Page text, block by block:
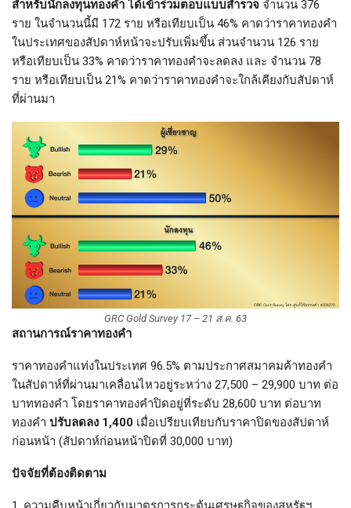
สำหรับนักลงทุนทองคำ ได้เข้าร่วมตอบแบบสำรวจ จำนวน 376
ราย ในจำนวนนี้มี 172 ราย หรือเทียบเป็น 46% คาดว่าราคาทองคำ
ในประเทศของสัปดาห์หน้าจะปรับเพิ่มขึ้น ส่วนจำนวน 126 ราย
หรือเทียบเป็น 33% คาดว่าราคาทองคำจะลดลง และ จำนวน 78
ราย หรือเทียบเป็น 21% คาดว่าราคาทองคำจะใกล้เคียงกับสัปดาห์
ที่ผ่านมา
GRC Gold Survey 17 – 21 ส.ค. 63
สถานการณ์ราคาทองคำ
ราคาทองคำแท่งในประเทศ 96.5% ตามประกาศสมาคมค้าทองคำ
ในสัปดาห์ที่ผ่านมาเคลื่อนไหวอยู่ระหว่าง 27,500 – 29,900 บาท ต่อ
บาททองคำ โดยราคาทองคำปิดอยู่ที่ระดับ 28,600 บาท ต่อบาท
ทองคำ ปรับลดลง 1,400 เมื่อเปรียบเทียบกับราคาปิดของสัปดาห์
ก่อนหน้า (สัปดาห์ก่อนหน้าปิดที่ 30,000 บาท)
ปัจจัยที่ต้องติดตาม